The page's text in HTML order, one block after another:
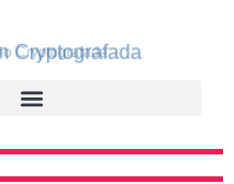
Cryptografada
Cryptografada